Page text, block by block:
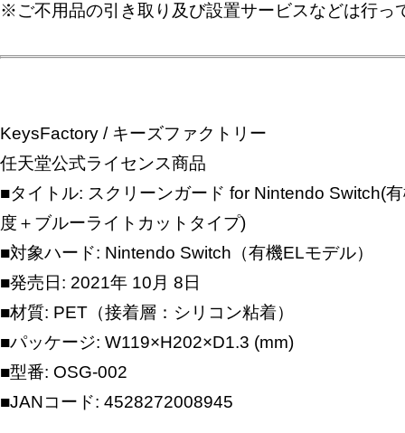
※ご不用品の引き取り及び設置サービスなどは行っ
KeysFactory / キーズファクトリー
任天堂公式ライセンス商品
■タイトル: スクリーンガード for Nintendo Switch(
度＋ブルーライトカットタイプ)
■対象ハード: Nintendo Switch（有機ELモデル）
■発売日: 2021年 10月 8日
■材質: PET（接着層：シリコン粘着）
■パッケージ: W119×H202×D1.3 (mm)
■型番: OSG-002
■JANコード: 4528272008945